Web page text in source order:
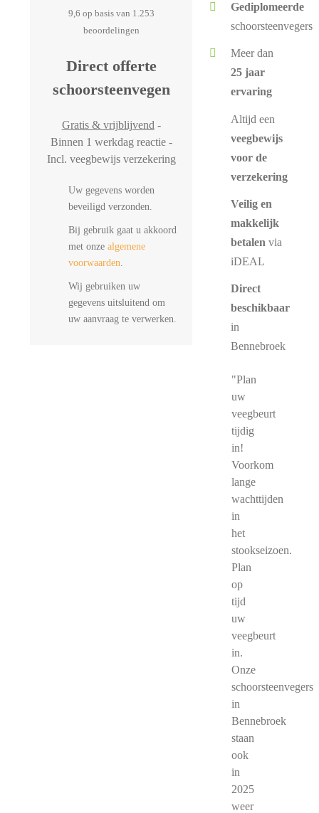
9,6 op basis van 1.253
beoordelingen
Direct offerte
schoorsteenvegen
Gratis & vrijblijvend -
Binnen 1 werkdag reactie -
Incl. veegbewijs verzekering
Uw gegevens worden
beveiligd verzonden.
Bij gebruik gaat u akkoord
met onze algemene
voorwaarden.
Wij gebruiken uw
gegevens uitsluitend om
uw aanvraag te verwerken.
Gediplomeerde
schoorsteenvegers
Meer dan
25 jaar
ervaring
Altijd een
veegbewijs
voor de
verzekering
Veilig en
makkelijk
betalen via
iDEAL
Direct
beschikbaar
in
Bennebroek
"Plan
uw
veegbeurt
tijdig
in!
Voorkom
lange
wachttijden
in
het
stookseizoen.
Plan
op
tijd
uw
veegbeurt
in.
Onze
schoorsteenvegers
in
Bennebroek
staan
ook
in
2025
weer